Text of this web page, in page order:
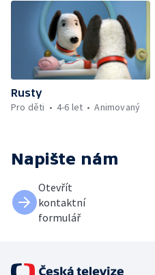
Rusty
Pro děti
4-6 let Animovaný
Napište nám
Otevřít
kontaktní
formulář